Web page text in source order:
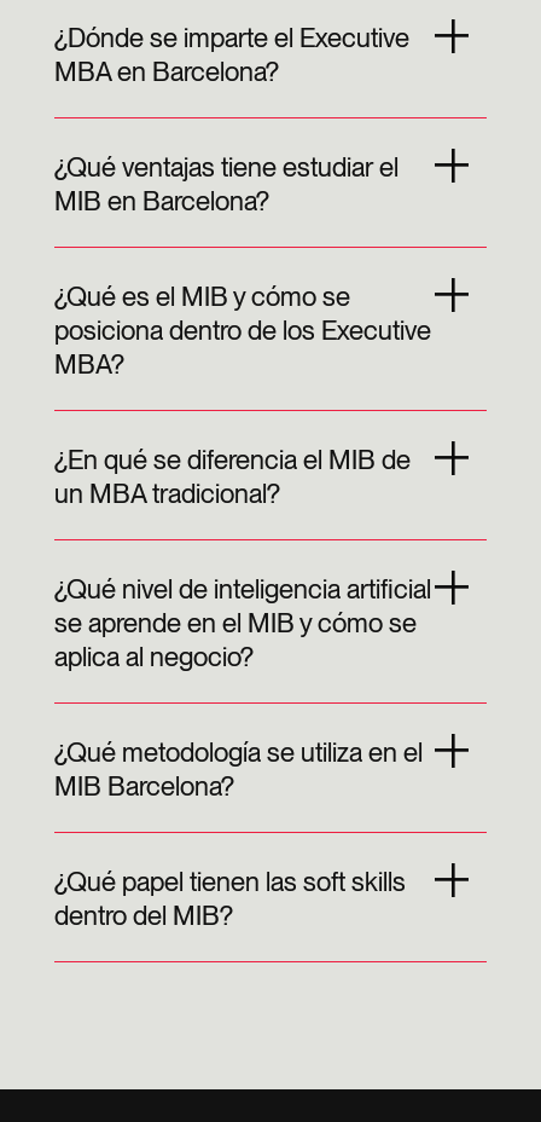
¿Dónde se imparte el Executive
MBA en Barcelona?
¿Qué ventajas tiene estudiar el
MIB en Barcelona?
¿Qué es el MIB y cómo se
posiciona dentro de los Executive
MBA?
¿En qué se diferencia el MIB de
un MBA tradicional?
¿Qué nivel de inteligencia artificial
se aprende en el MIB y cómo se
aplica al negocio?
¿Qué metodología se utiliza en el
MIB Barcelona?
¿Qué papel tienen las soft skills
dentro del MIB?